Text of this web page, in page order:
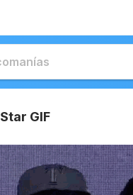
GIF